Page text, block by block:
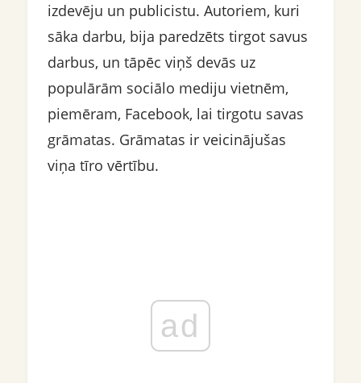
izdevēju un publicistu. Autoriem, kuri
sāka darbu, bija paredzēts tirgot savus
darbus, un tāpēc viņš devās uz
populārām sociālo mediju vietnēm,
piemēram, Facebook, lai tirgotu savas
grāmatas. Grāmatas ir veicinājušas
viņa tīro vērtību.
ad